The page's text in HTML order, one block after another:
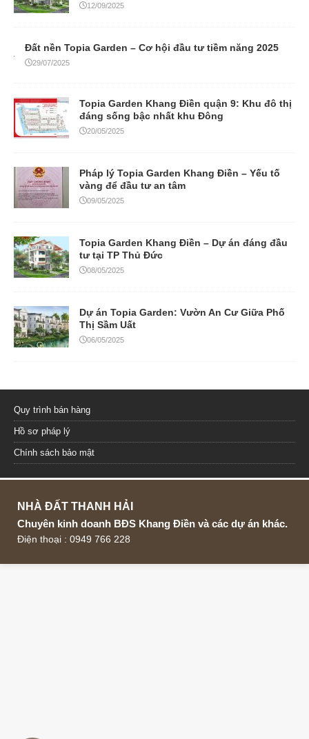
12/09/2025
Đất nền Topia Garden – Cơ hội đầu tư tiềm năng 2025
29/07/2025
Topia Garden Khang Điền quận 9: Khu đô thị
đáng sống bậc nhất khu Đông
20/05/2025
Pháp lý Topia Garden Khang Điền – Yếu tố
vàng để đầu tư an tâm
09/05/2025
Topia Garden Khang Điền – Dự án đáng đầu
tư tại TP Thủ Đức
08/05/2025
Dự án Topia Garden: Vườn An Cư Giữa Phố
Thị Sầm Uất
06/05/2025
Quy trình bán hàng
Hồ sơ pháp lý
Chính sách bảo mật
NHÀ ĐẤT THANH HẢI
Chuyên kinh doanh BĐS Khang Điền và các dự án khác.
Điện thoại : 0949 766 228